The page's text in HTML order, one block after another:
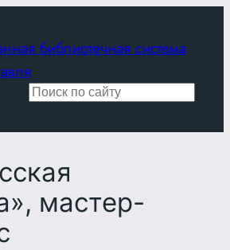
библиотечная система
Поиск
мастер-